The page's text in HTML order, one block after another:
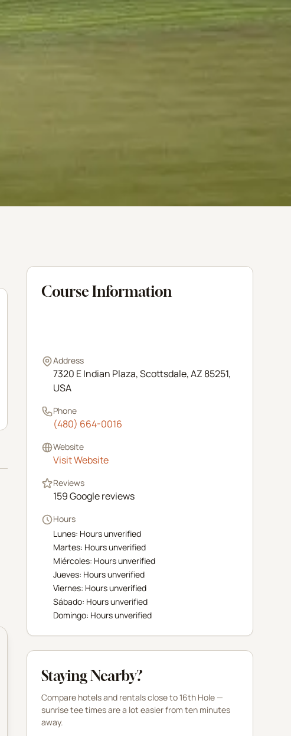
Course Information
Address
7320 E Indian Plaza, Scottsdale, AZ 85251,
USA
Phone
(480) 664-0016
Website
Visit Website
Reviews
159Google reviews
Hours
Lunes: Hours unverified
Martes: Hours unverified
Miércoles: Hours unverified
Jueves: Hours unverified
Viernes: Hours unverified
Sábado: Hours unverified
Domingo: Hours unverified
Staying Nearby?
Compare hotels and rentals close to16th Hole—
sunrise tee times are a lot easier from ten minutes
away.